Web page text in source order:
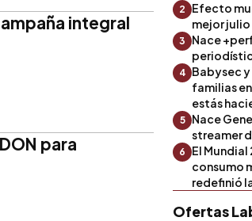
integral
para
2
Efecto
mejor julio
3
Nace
4 Babysec
familias
estás
5
Nace
streamer
6
El
consumo
redefinió
Ofertas